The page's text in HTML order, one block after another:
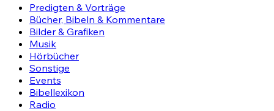
Predigten & Vorträge
Bücher, Bibeln & Kommentare
Bilder & Grafiken
Musik
Hörbücher
Sonstige
Events
Bibellexikon
Radio